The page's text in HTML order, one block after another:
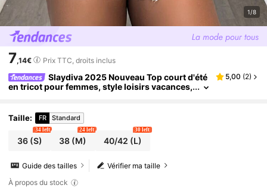
1/8
7,14€ Prix TTC, droits inclus
Slaydiva 2025 Nouveau Top court d'été
en tricot pour femmes, style loisirs vacances,
on ronde souriante en 3D
5,00 (2)
Taille: FR Standard
36(S)
34 left
38 (M)
24 left
40/42 (L)
30 left
Vérifier ma taille
Guide des tailles
À propos du stock